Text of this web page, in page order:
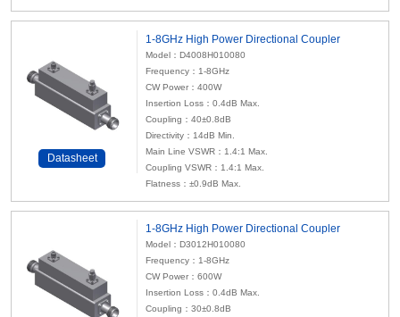
Datasheet
1-8GHz High Power Directional Coupler
Model：D4008H010080
Frequency：1-8GHz
CW Power：400W
Insertion Loss：0.4dB Max.
Coupling：40±0.8dB
Directivity：14dB Min.
Main Line VSWR：1.4:1 Max.
Coupling VSWR：1.4:1 Max.
Flatness：±0.9dB Max.
1-8GHz High Power Directional Coupler
Model：D3012H010080
Frequency：1-8GHz
CW Power：600W
Insertion Loss：0.4dB Max.
Coupling：30±0.8dB